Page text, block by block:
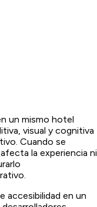
un mismo hotel
visual y cognitiva
Cuando se
la experiencia ni
accesibilidad en un